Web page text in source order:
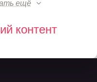
ещё
контент